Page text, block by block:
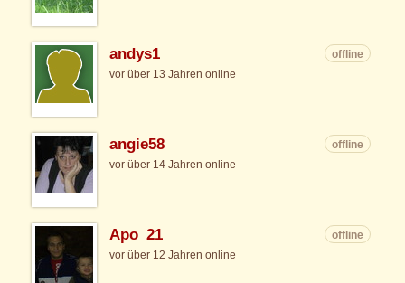
andys1
offline
vor über 13 Jahren online
angie58
offline
vor über 14 Jahren online
Apo_21
offline
vor über 12 Jahren online